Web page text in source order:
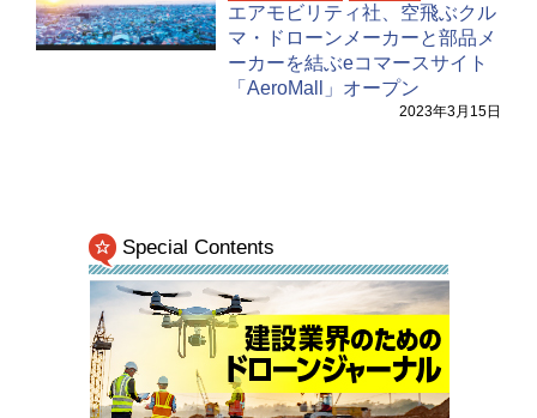
エアモビリティ社、空飛ぶクル
マ・ドローンメーカーと部品メ
ーカーを結ぶeコマースサイト
「AeroMall」オープン
2023年3月15日
Special Contents